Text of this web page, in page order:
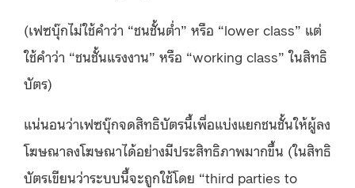
(เฟซบุ๊กไม่ใช้คำว่า “ชนชั้นต่ำ” หรือ “lower class” แต่
ใช้คำว่า “ชนชั้นแรงงาน” หรือ “working class” ในสิทธิ
บัตร)
แน่นอนว่าเฟซบุ๊กจดสิทธิบัตรนี้เพื่อแบ่งแยกชนชั้นให้ผู้ลง
โฆษณาลงโฆษณาได้อย่างมีประสิทธิภาพมากขึ้น (ในสิทธิ
บัตรเขียนว่าระบบนี้จะถูกใช้โดย “third parties to